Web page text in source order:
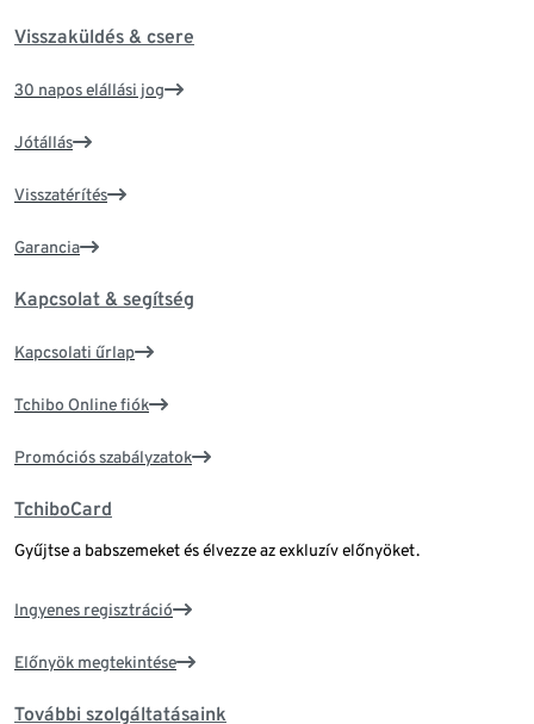
Visszaküldés & csere
30 napos elállási jog
Jótállás
Visszatérítés
Garancia
Kapcsolat & segítség
Kapcsolati űrlap
Tchibo Online fiók
Promóciós szabályzatok
TchiboCard
Gyűjtse a babszemeket és élvezze az exkluzív előnyöket.
Ingyenes regisztráció
Előnyök megtekintése
További szolgáltatásaink